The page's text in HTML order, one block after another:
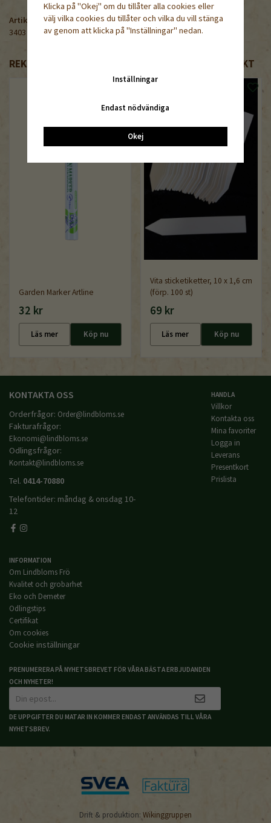
Artikelnummer:
3403
REKOMMENDERADE TILLBEHÖR TILL DENNA PRODUKT
Garden Marker Artline
32 kr
Läs mer Köp nu
Vita sticketiketter, 10 x 1,6 cm
(förp. 100 st)
69 kr
Läs mer Köp nu
KONTAKTA OSS
Orderfrågor: Order@lindbloms.se
Fakturafrågor:
Ekonomi@lindbloms.se
Odlingsfrågor:
Kontakt@lindbloms.se
Tel. 0414-70880
Telefontider: måndag & onsdag 10-
12
HANDLA
Villkor
Kontakta oss
Mina favoriter
Logga in
Leverans
Presentkort
Prislista
INFORMATION
Om Lindbloms Frö
Kvalitet och grobarhet
Eko och Demeter
Odlingstips
Certifikat
Om cookies
Cookie inställningar
PRENUMERERA PÅ NYHETSBREVET FÖR VÅRA BÄSTA ERBJUDANDEN
OCH NYHETER!
DE UPPGIFTER DU MATAR IN KOMMER ENDAST ANVÄNDAS TILL VÅRA
NYHETSBREV.
Drift & produktion: Wikinggruppen
Klicka på "Okej" om du tillåter alla cookies eller
välj vilka cookies du tillåter och vilka du vill stänga
av genom att klicka på "Inställningar" nedan.
Inställningar
Endast nödvändiga
Okej